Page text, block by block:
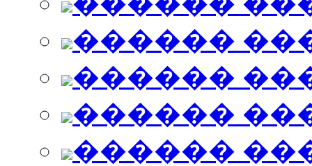
������
������
������
������